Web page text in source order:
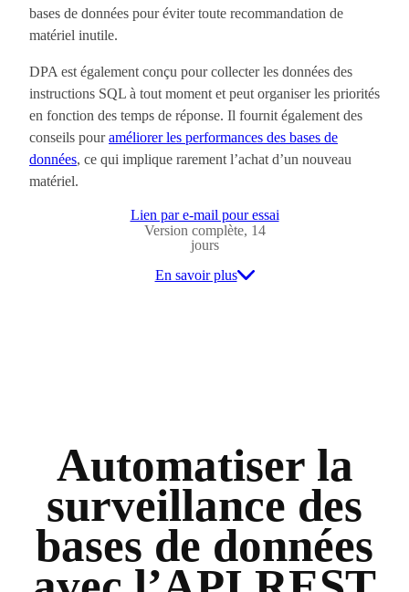
bases de données pour éviter toute recommandation de
matériel inutile.
DPA est également conçu pour collecter les données des
instructions SQL à tout moment et peut organiser les priorités
en fonction des temps de réponse. Il fournit également des
conseils pouraméliorer les performances des bases de
données, ce qui implique rarement l’achat d’un nouveau
matériel.
Lien par e-mail pour essai
Version complète, 14
jours
En savoir plus
Automatiser la
surveillance des
bases de données